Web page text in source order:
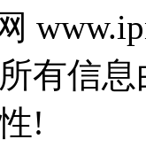
有信
!